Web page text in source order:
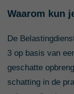
Waarom kun
De
3 op basis van
geschatte
schatting in de